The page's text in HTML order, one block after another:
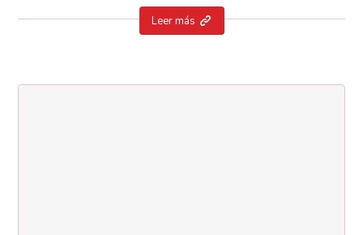
Leer más